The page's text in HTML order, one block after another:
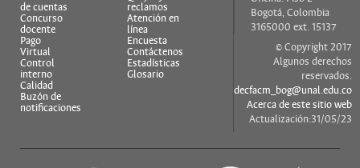
de cuentas
Concurso
docente
Pago
Virtual
Control
interno
Calidad
Buzón de
notificaciones
reclamos
Atención en
línea
Encuesta
Contáctenos
Estadísticas
Glosario
Bogotá, Colombia
3165000 ext. 15137
© Copyright 2017
Algunos derechos
reservados.
decfacm_bog@unal.edu.co
Acerca de este sitio web
Actualización:31/05/23